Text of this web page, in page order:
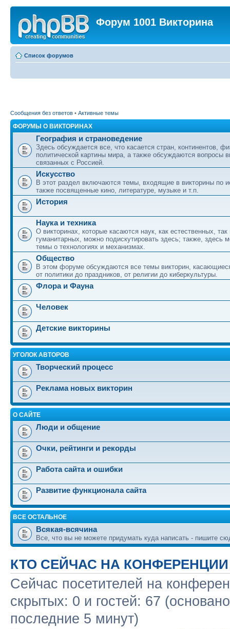
Форум 1001 Викторина
Список форумов
Сообщения без ответов • Активные темы
ФОРУМЫ О ВИКТОРИНАХ
География и страноведение
Здесь обсуждается все, что касается стран, континентов,
политической картины мира, а также обсуждаются вопросы
связанных с Россией.
Искусство
В этот раздел включаются темы, входящие в викторины по
также посвященные кино, литературе, музыке и т.п.
История
Наука и техника
О викторинах, которые касаются наук, как естественных, так
гуманитарных, можно подискутировать здесь; также, здесь
темы о технологиях и механизмах.
Общество
В этом форуме обсуждаются все темы викторин,
от политики до праздников, от религии до киберкультуры.
Флора и Фауна
Человек
Детские викторины
УГОЛОК АВТОРОВ
Творческий процесс
Реклама новых викторин
О САЙТЕ
Люди и общение
Очки, рейтинги и рекорды
Работа сайта и ошибки
Развитие функционала сайта
ВСЕ ОСТАЛЬНОЕ
Всякая-всячина
Все, что вы не можете придумать куда написать - пишите
КТО СЕЙЧАС НА КОНФЕРЕНЦИИ
Сейчас посетителей на
скрытых: 0 и гостей: 67
последние 5 минут)